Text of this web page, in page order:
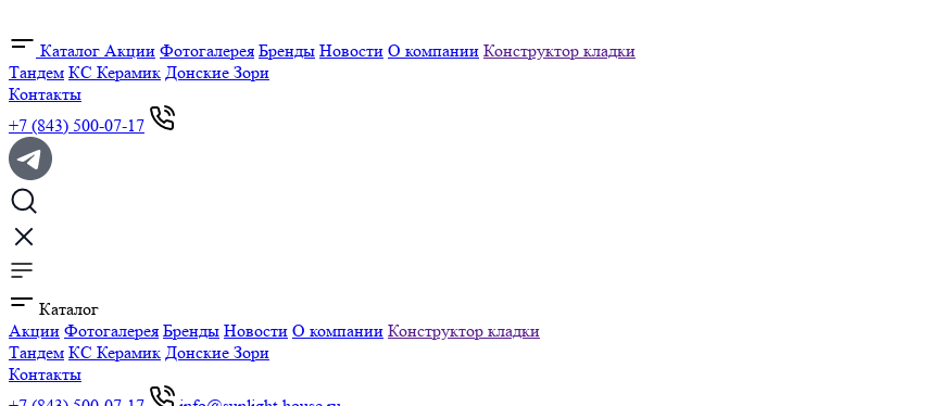
Каталог Акции Фотогалерея Бренды Новости О компании Конструктор кладки
Тандем КС Керамик Донские Зори
Контакты
+7 (843) 500-07-17
Каталог
Акции Фотогалерея Бренды Новости О компании Конструктор кладки
Тандем КС Керамик Донские Зори
Контакты